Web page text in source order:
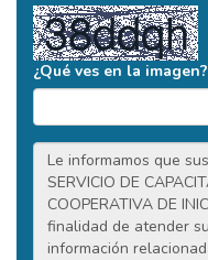
¿Qué ves en la imagen?